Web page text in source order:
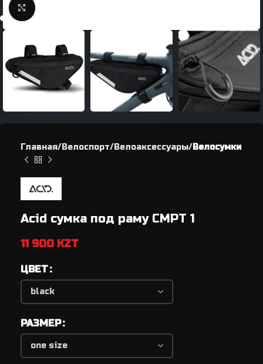
Нажмите, чтобы увеличить
Главная Велоспорт Велоаксессуары Велосумки
Acid сумка под раму CMPT 1
11 900 KZT
ЦВЕТ
РАЗМЕР